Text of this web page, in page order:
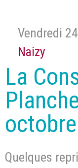
Vendredi
Naizy
La
Quelques